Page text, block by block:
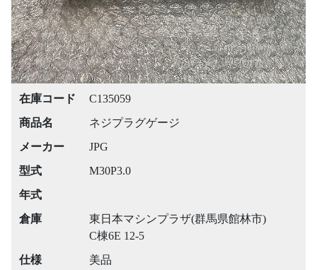
在庫コード
C135059
商品名
ネジプラグゲージ
メーカー
JPG
型式
M30P3.0
年式
倉庫
東日本マシンプラザ(群馬県館林市)
C棟6E 12-5
仕様
美品